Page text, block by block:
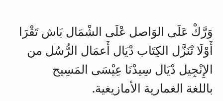
وَرَّكْ عَلَى الوَاصل عْلَى الشْمَال بَاش تَقْرَا
أَوْلَا تْنَزَّل الكِتَاب دْيَال أَعمَال الرُّسُل من
الإِنْجِيل دْيَال سِيدْنَا عِيْسَى المَسِيح
باللغة الغمارية الأمازيغية.